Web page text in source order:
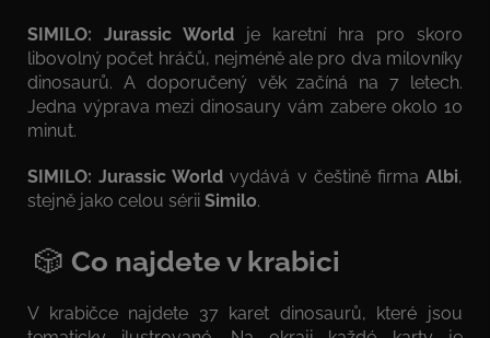
SIMILO: Jurassic World je karetní hra pro skoro
libovolný počet hráčů, nejméně ale pro dva milovníky
dinosaurů. A doporučený věk začíná na 7 letech.
Jedna výprava mezi dinosaury vám zabere okolo 10
minut.
SIMILO: Jurassic World vydává v češtině firma Albi,
stejně jako celou sérii Similo.
🎲 Co najdete v krabici
V krabičce najdete 37 karet dinosaurů, které jsou